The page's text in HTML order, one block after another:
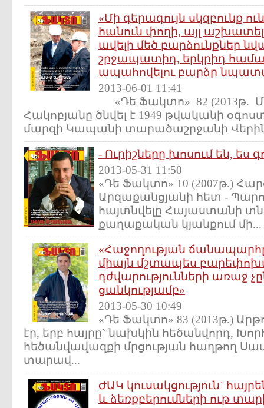
«Մի գերագույն սկզբունք
հանուն փողի, այլ
ավելի մեծ բարձունքներ
շրջապատիդ, երկրիդ
ապահովելու բարձր
2013-06-01 11:41
«Դե Ֆակտո» 82 (2013թ.
Հակոբյանը ծնվել է 1949 թվականի
մարզի Կապանի տարածաշրջանի
- Ուրիշները խոսում են, ես
2013-05-31 11:50
«Դե Ֆակտո» 10 (2007թ.)
Արզաքանցյանի հետ -
հայտնվելը Հայաստանի
քաղաքական կյանքում մի...
«Հաջողության
միայն մշտապես
դժվարությունների առաջ
ցանկությամբ»
2013-05-30 10:49
«Դե Ֆակտո» 83 (2013թ.)
էր, երբ հայրը` նախկին հեծանվորդ,
հեծանվավազքի մրցության հաղթող
տարավ...
ԺԱԿ կուսակցություն`
և ձեռքբերումների ութ